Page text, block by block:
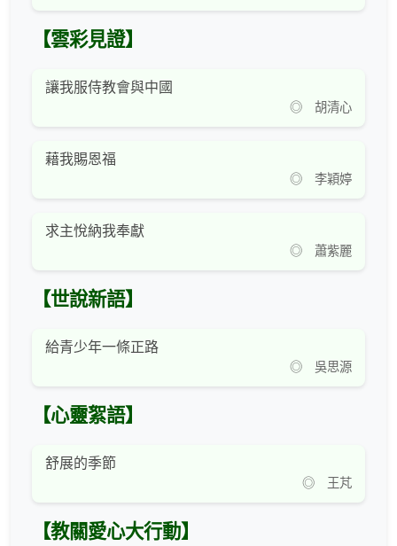
【雲彩見證】
讓我服侍教會與中國
◎ 胡清心
藉我賜恩福
◎ 李穎婷
求主悅納我奉獻
◎ 蕭紫麗
【世說新語】
給青少年一條正路
◎ 吳思源
【心靈絮語】
舒展的季節
◎ 王芃
【教關愛心大行動】